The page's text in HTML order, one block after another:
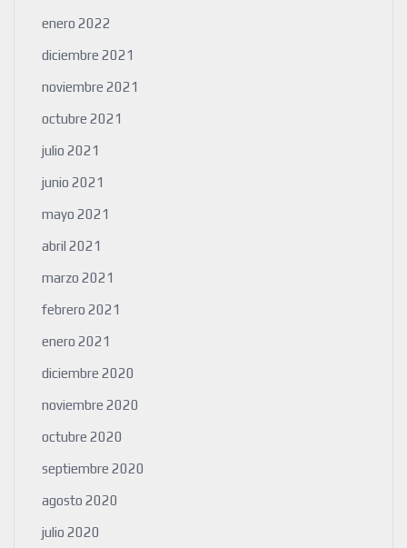
enero 2022
diciembre 2021
noviembre 2021
octubre 2021
julio 2021
junio 2021
mayo 2021
abril 2021
marzo 2021
febrero 2021
enero 2021
diciembre 2020
noviembre 2020
octubre 2020
septiembre 2020
agosto 2020
julio 2020